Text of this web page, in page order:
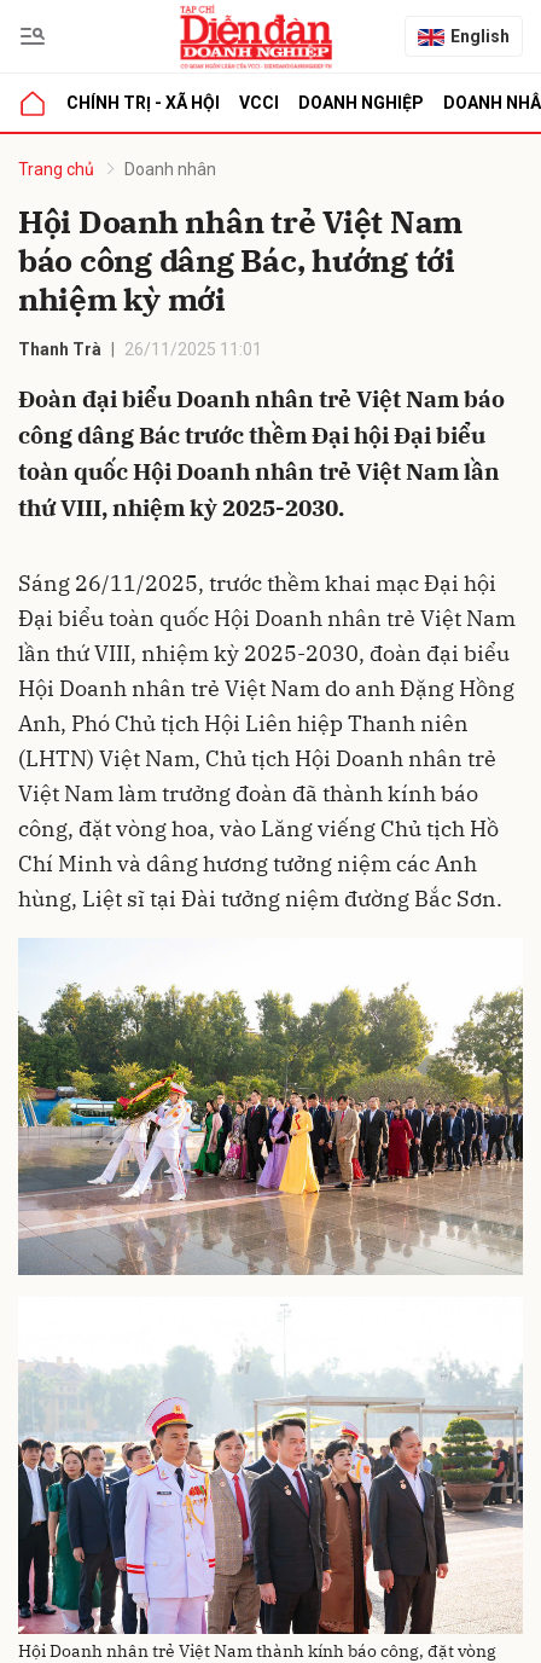
English
CHÍNH TRỊ - XÃ HỘI VCCI DOANH NGHIỆP DOANH
Trang chủ Doanh nhân
Hội Doanh nhân trẻ Việt Nam
báo công dâng Bác, hướng tới
nhiệm kỳ mới
Thanh Trà 26/11/2025 11:01
Đoàn đại biểu Doanh nhân trẻ Việt Nam báo
công dâng Bác trước thềm Đại hội Đại biểu
toàn quốc Hội Doanh nhân trẻ Việt Nam lần
thứ VIII, nhiệm kỳ 2025-2030.
Sáng 26/11/2025, trước thềm khai mạc Đại hội
Đại biểu toàn quốc Hội Doanh nhân trẻ Việt Nam
lần thứ VIII, nhiệm kỳ 2025-2030, đoàn đại biểu
Hội Doanh nhân trẻ Việt Nam do anh Đặng Hồng
Anh, Phó Chủ tịch Hội Liên hiệp Thanh niên
(LHTN) Việt Nam, Chủ tịch Hội Doanh nhân trẻ
Việt Nam làm trưởng đoàn đã thành kính báo
công, đặt vòng hoa, vào Lăng viếng Chủ tịch Hồ
Chí Minh và dâng hương tưởng niệm các Anh
hùng, Liệt sĩ tại Đài tưởng niệm đường Bắc Sơn.
Hội Doanh nhân trẻ Việt Nam thành kính báo công, đặt vòng
luận
Hủy